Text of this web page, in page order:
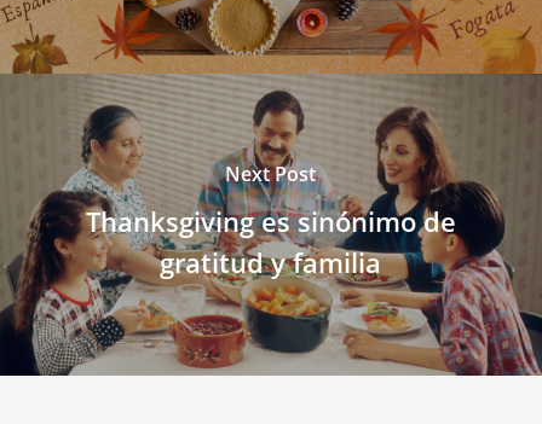
Next Post
Thanksgiving es sinónimo de
gratitud y familia